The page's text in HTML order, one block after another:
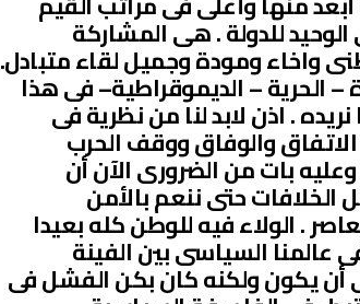
للدولة . هى المشاركة
واخاء ومودة وجميل لقاء متبادل.
الحرية – الديموقراطية– فى هذا
. اذن لابد لنا من نظرية فى
الاتفاق والوفاق ووقف الحرب
بات من الضرورى الآن أن
حتى ننعم بالأمن
. الولاء فيه للوطن كله بعيدا
عالمنا السياسى بين الفينة
أن يكون ولكنه كان بكن الفشل فى